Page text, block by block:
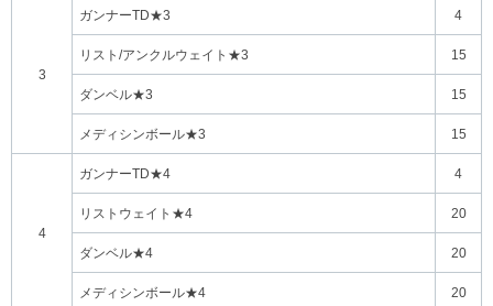
3
ガンナーTD★3 4
リスト/アンクルウェイト★3 15
ダンベル★3 15
メディシンボール★3 15
4
ガンナーTD★4 4
リストウェイト★4 20
ダンベル★4 20
メディシンボール★4 20